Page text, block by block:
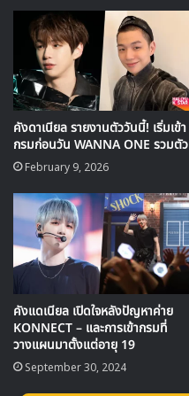
คังดาเนียล รายงานตัววันนี้! เริ่มเข้า
กรมก่อนวัน WANNA ONE รวมตัว
February 9, 2026
คังแดเนียล เปิดใจหลังปัญหาค่าย
KONNECT – และการเข้ากรมที่
วางแผนมาตั้งแต่อายุ 19
September 30, 2024